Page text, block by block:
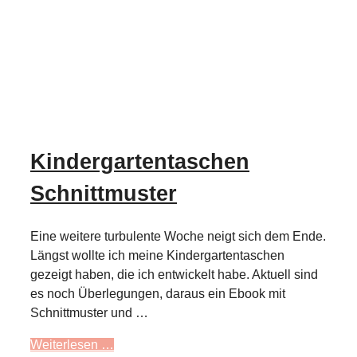
Kindergartentaschen
Schnittmuster
Eine weitere turbulente Woche neigt sich dem Ende.
Längst wollte ich meine Kindergartentaschen
gezeigt haben, die ich entwickelt habe. Aktuell sind
es noch Überlegungen, daraus ein Ebook mit
Schnittmuster und …
Weiterlesen …